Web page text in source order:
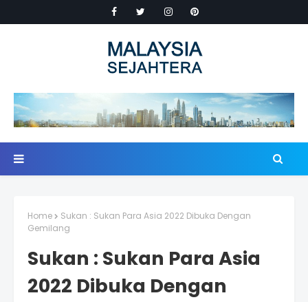
Home
Sukan : Sukan Para Asia 2022 Dibuka Dengan
Gemilang
Sukan : Sukan Para Asia
2022 Dibuka Dengan